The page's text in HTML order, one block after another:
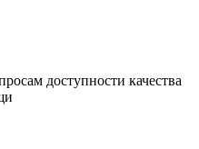
доступности качества